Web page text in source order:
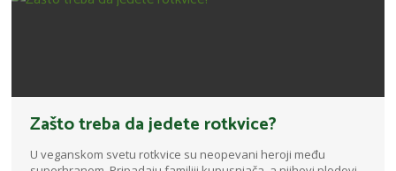
Zašto treba da jedete rotkvice?
U veganskom svetu rotkvice su neopevani heroji među